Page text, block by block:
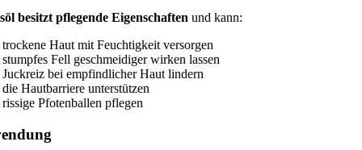
besitzt pflegende Eigenschaften und kann:
trockene Haut mit Feuchtigkeit versorgen
stumpfes Fell geschmeidiger wirken lassen
Juckreiz bei empfindlicher Haut lindern
die Hautbarriere unterstützen
rissige Pfotenballen pflegen